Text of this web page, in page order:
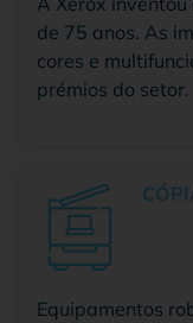
de 75 anos. As
cores e
prémios do setor.
Equipamentos